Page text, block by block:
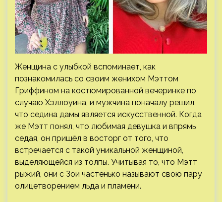
Женщина с улыбкой вспоминает, как
познакомилась со своим женихом Мэттом
Гриффином на костюмированной вечеринке по
случаю Хэллоуина, и мужчина поначалу решил,
что седина дамы является искусственной. Когда
же Мэтт понял, что любимая девушка и впрямь
седая, он пришёл в восторг от того, что
встречается с такой уникальной женщиной,
выделяющейся из толпы. Учитывая то, что Мэтт
рыжий, они с Зои частенько называют свою пару
олицетворением льда и пламени.